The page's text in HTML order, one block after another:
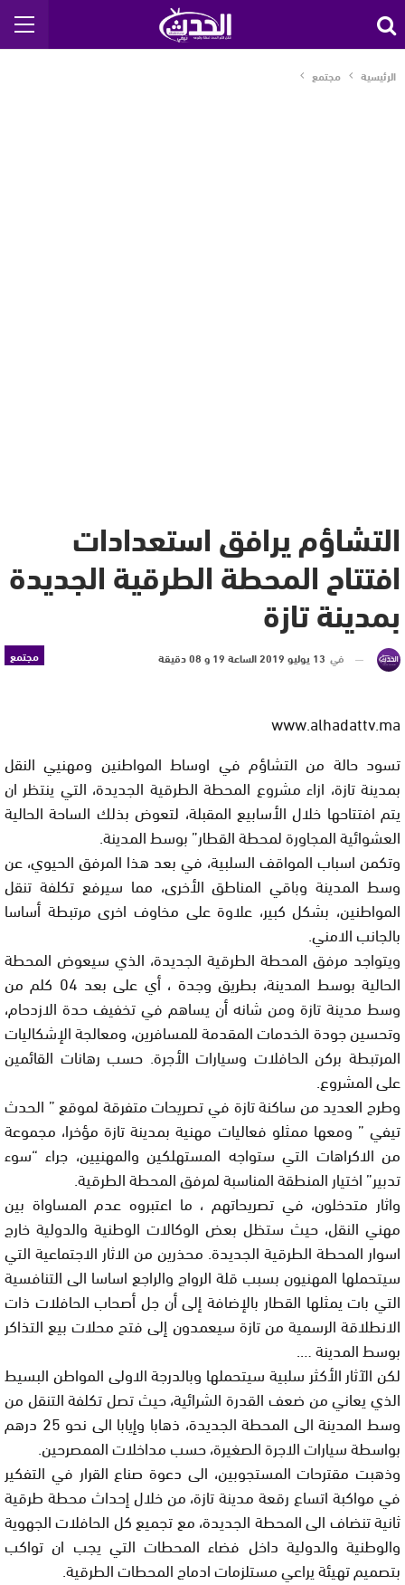
الرئيسية مجتمع
التشاؤم يرافق استعدادات
افتتاح المحطة الطرقية الجديدة
بمدينة تازة
مجتمع في 13 يوليو 2019 الساعة 19 و 08 دقيقة
www.alhadattv.ma
تسود حالة من التشاؤم في اوساط المواطنين ومهنيي النقل
بمدينة تازة، ازاء مشروع المحطة الطرقية الجديدة، التي ينتظر ان
يتم افتتاحها خلال الأسابيع المقبلة، لتعوض بذلك الساحة الحالية
العشوائية المجاورة لمحطة القطار” بوسط المدينة.
وتكمن اسباب المواقف السلبية، في بعد هذا المرفق الحيوي، عن
وسط المدينة وباقي المناطق الأخرى، مما سيرفع تكلفة تنقل
المواطنين، بشكل كبير، علاوة على مخاوف اخرى مرتبطة أساسا
بالجانب الامني.
ويتواجد مرفق المحطة الطرقية الجديدة، الذي سيعوض المحطة
الحالية بوسط المدينة، بطريق وجدة ، أي على بعد 04 كلم من
وسط مدينة تازة ومن شانه أن يساهم في تخفيف حدة الازدحام،
وتحسين جودة الخدمات المقدمة للمسافرين، ومعالجة الإشكاليات
المرتبطة بركن الحافلات وسيارات الأجرة. حسب رهانات القائمين
على المشروع.
وطرح العديد من ساكنة تازة في تصريحات متفرقة لموقع ” الحدث
تيفي ” ومعها ممثلو فعاليات مهنية بمدينة تازة مؤخرا، مجموعة
من الاكراهات التي ستواجه المستهلكين والمهنيين، جراء “سوء
تدبير” اختيار المنطقة المناسبة لمرفق المحطة الطرقية.
واثار متدخلون، في تصريحاتهم ، ما اعتبروه عدم المساواة بين
مهني النقل، حيث ستظل بعض الوكالات الوطنية والدولية خارج
اسوار المحطة الطرقية الجديدة. محذرين من الاثار الاجتماعية التي
سيتحملها المهنيون بسبب قلة الرواج والراجع اساسا الى التنافسية
التي بات يمثلها القطار بالإضافة إلى أن جل أصحاب الحافلات ذات
الانطلاقة الرسمية من تازة سيعمدون إلى فتح محلات بيع التذاكر
بوسط المدينة ….
لكن الآثار الأكثر سلبية سيتحملها وبالدرجة الاولى المواطن البسيط
الذي يعاني من ضعف القدرة الشرائية، حيث تصل تكلفة التنقل من
وسط المدينة الى المحطة الجديدة، ذهابا وإيابا الى نحو 25 درهم
بواسطة سيارات الاجرة الصغيرة، حسب مداخلات الممصرحين.
وذهبت مقترحات المستجوبين، الى دعوة صناع القرار في التفكير
في مواكبة اتساع رقعة مدينة تازة، من خلال إحداث محطة طرقية
ثانية تنضاف الى المحطة الجديدة، مع تجميع كل الحافلات الجهوية
والوطنية والدولية داخل فضاء المحطات التي يجب ان تواكب
بتصميم تهيئة يراعي مستلزمات ادماج المحطات الطرقية.